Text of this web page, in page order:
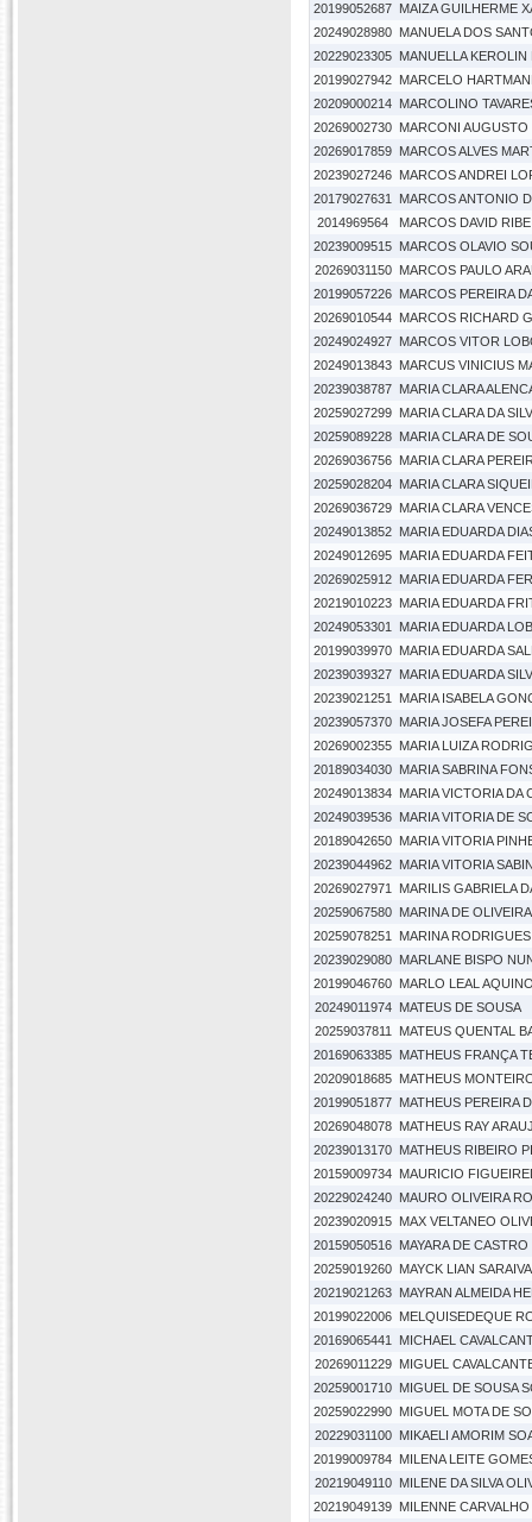
20199052687 MAIZA GUILHERME
20249028980 MANUELA DOS
20229023305 MANUELLA
20199027942 MARCELO
20209000214 MARCOLINO
20269002730 MARCONI AUGUSTO
20269017859 MARCOS ALVES
20239027246 MARCOS ANDREI
20179027631
MARCOS ANTONIO
2014969564
MARCOS DAVID
20239009515 MARCOS OLAVIO
20269031150
MARCOS PAULO
20199057226 MARCOS PEREIRA
20269010544 MARCOS RICHARD
20249024927 MARCOS VITOR
20249013843 MARCUS VINICIUS
20239038787 MARIA CLARA
20259027299 MARIA CLARA DA
20259089228 MARIA CLARA DE
20269036756 MARIA CLARA
20259028204 MARIA CLARA
20269036729 MARIA CLARA
20249013852 MARIA EDUARDA
20249012695 MARIA EDUARDA
20269025912 MARIA EDUARDA
20219010223 MARIA EDUARDA
20249053301
MARIA EDUARDA
20199039970 MARIA EDUARDA
20239039327 MARIA EDUARDA
20239021251
MARIA ISABELA
20239057370 MARIA JOSEFA
20269002355 MARIA LUIZA
20189034030 MARIA SABRINA
20249013834 MARIA VICTORIA DA
20249039536 MARIA VITORIA DE
20189042650 MARIA VITORIA
20239044962 MARIA VITORIA
20269027971
MARILIS GABRIELA
20259067580 MARINA DE OLIVEIRA
20259078251
MARINA
20239029080 MARLANE BISPO
20199046760 MARLO LEAL
20249011974
MATEUS DE SOUSA
20259037811
MATEUS QUENTAL
20169063385 MATHEUS FRANÇA
20209018685 MATHEUS
20199051877 MATHEUS PEREIRA
20269048078 MATHEUS RAY
20239013170 MATHEUS RIBEIRO
20159009734 MAURICIO
20229024240 MAURO OLIVEIRA
20239020915 MAX VELTANEO
20159050516 MAYARA DE
20259019260 MAYCK LIAN
20219021263 MAYRAN ALMEIDA
20199022006 MELQUISEDEQUE
20169065441
MICHAEL
20269011229
MIGUEL
20259001710 MIGUEL DE SOUSA
20259022990 MIGUEL MOTA DE
20229031100
MIKAELI AMORIM
20199009784 MILENA LEITE
20219049110
MILENE DA SILVA
20219049139 MILENNE